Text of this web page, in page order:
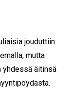
jouduttiin
mutta
yhdessä äitinsä